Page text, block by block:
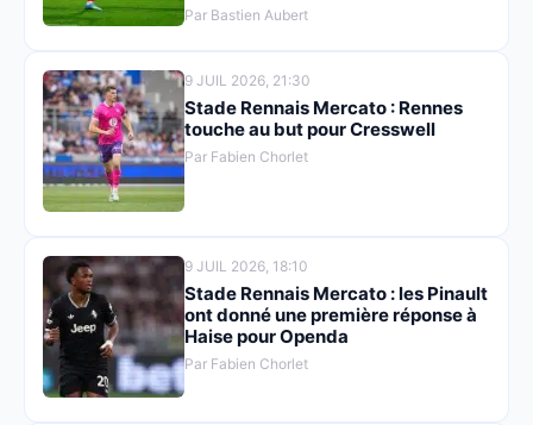
Par Bastien Aubert
9 JUIL 2026, 21:30
Stade Rennais Mercato : Rennes
touche au but pour Cresswell
Par Fabien Chorlet
9 JUIL 2026, 18:10
Stade Rennais Mercato : les Pinault
ont donné une première réponse à
Haise pour Openda
Par Fabien Chorlet